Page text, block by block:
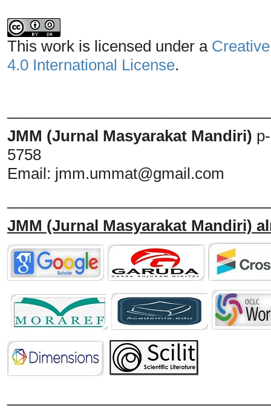
This work is licensed under a
4.0 International License.
JMM (Jurnal Masyarakat Mandiri)
5758
Email: jmm.ummat@gmail.com
JMM (Jurnal Masyarakat Mandiri)